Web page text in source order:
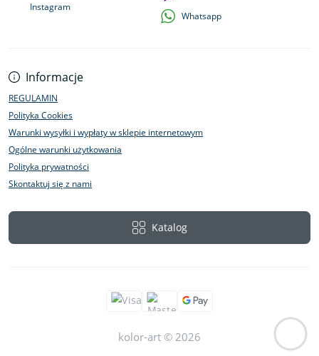
Informacje
REGULAMIN
Polityka Cookies
Warunki wysyłki i wypłaty w sklepie internetowym
Ogólne warunki użytkowania
Polityka prywatności
Skontaktuj się z nami
Katalog
Instagram
Whatsapp
kolor-art © 2026